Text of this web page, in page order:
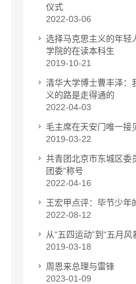
仪式
2022-03-06
选择马克思主义的年
学院的在读本科生
2019-10-21
清华大学博士曹丰泽：
义的路是走得通的
2022-04-03
毛主席在天安门唯一接
2019-03-22
共青团北京市东城区委
团委”称号
2022-04-16
王宏甲点评：毕节少年
2022-08-12
从“五四运动”到“五月风
2019-03-18
周恩来总理与雷锋
2023-01-09